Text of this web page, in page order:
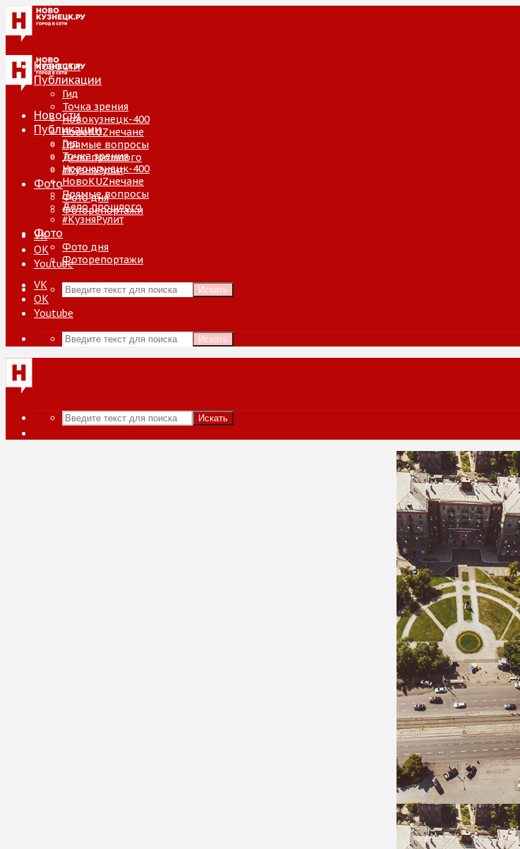
Новости
Публикации
Гид
Точка зрения
Новокузнецк-400
НовоKUZнечане
Прямые вопросы
Дело прошлого
#КузняРулит
Фото
Фото дня
Фоторепортажи
VK
ОК
Youtube
Искать
Новости
Публикации
Гид
Точка зрения
Новокузнецк-400
НовоKUZнечане
Прямые вопросы
Дело прошлого
#КузняРулит
Фото
Фото дня
Фоторепортажи
VK
ОК
Youtube
Искать
Искать